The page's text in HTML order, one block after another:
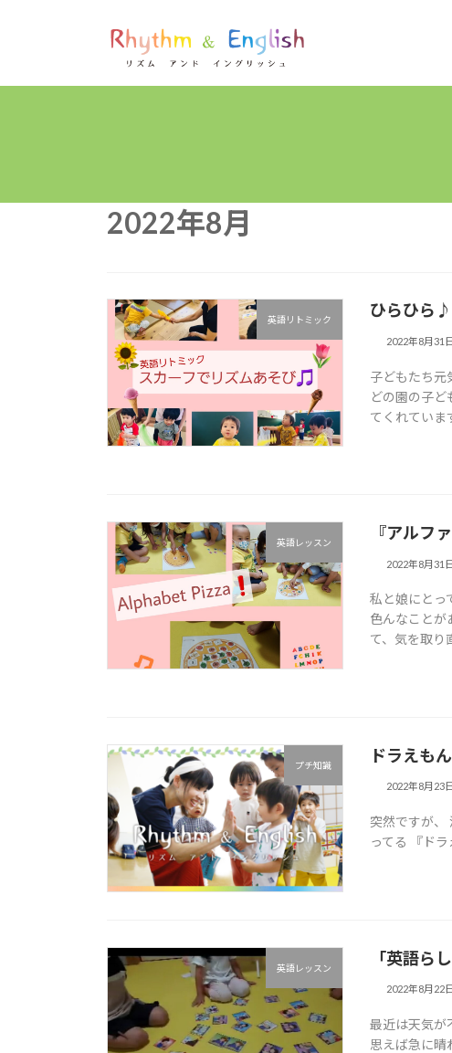
プ
動
2022年8月
英語リトミック ひらひら
2022年8月31
子どもたち元
どの園の子
てくれていま
英語レッスン 『アルフ
2022年8月31
私と娘にとっ
色んなことが
て、気を取り
プチ知識 ドラえも
2022年8月23日
突然ですが、
ってる 『ド
英語レッスン 「英語ら
2022年8月22日
最近は天気が
思えば急に晴